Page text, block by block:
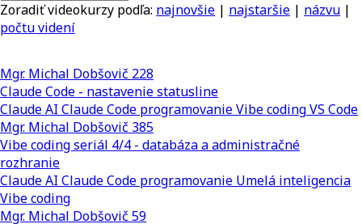
Zoradiť videokurzy podľa: najnovšie | najstaršie | názvu |
počtu videní
Mgr. Michal Dobšovič 228
Claude Code - nastavenie statusline
Claude AI Claude Code programovanieVibe codingVS Code
Mgr. Michal Dobšovič 385
Vibe coding seriál 4/4 - databáza a administračné
rozhranie
Claude AI Claude Code programovanie Umelá inteligencia
Vibe coding
Mgr. Michal Dobšovič 59